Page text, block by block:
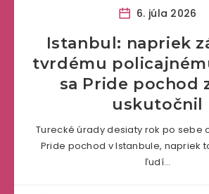
6. júla 2026
Istanbul: napriek
tvrdému
sa Pride pochod
uskutočnil
Turecké úrady desiaty rok po sebe
Pride pochod v Istanbule, napriek
ľudí…